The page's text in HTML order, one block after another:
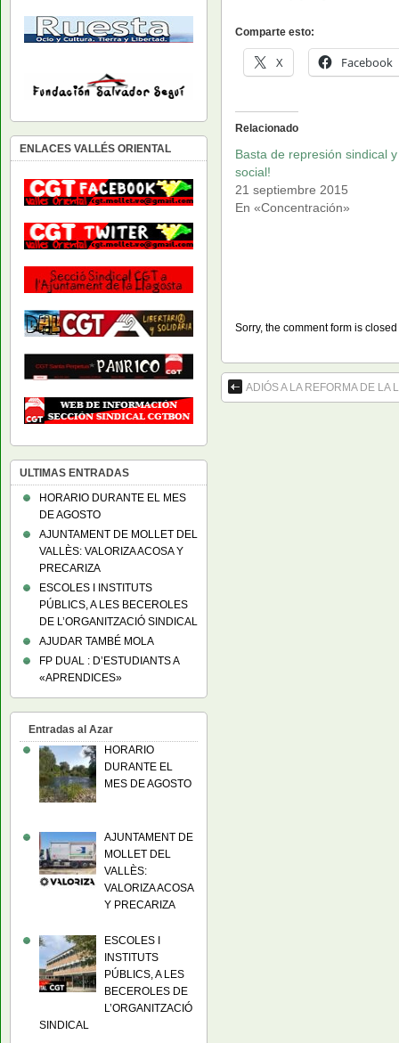
Comparte esto:
X Facebook
Relacionado
Basta de represión sindical y
social!
21 septiembre 2015
En «Concentración»
Sorry, the comment form is
ADIÓS A LA REFORMA DE LA
ENLACES VALLÉS ORIENTAL
ULTIMAS ENTRADAS
HORARIO DURANTE EL MES
DE AGOSTO
AJUNTAMENT DE MOLLET DEL
VALLÈS: VALORIZA ACOSA Y
PRECARIZA
ESCOLES I INSTITUTS
PÚBLICS, A LES BECEROLES
DE L’ORGANITZACIÓ SINDICAL
AJUDAR TAMBÉ MOLA
FP DUAL : D’ESTUDIANTS A
«APRENDICES»
Entradas al Azar
HORARIO
DURANTE EL
MES DE AGOSTO
AJUNTAMENT DE
MOLLET DEL
VALLÈS:
VALORIZA ACOSA
Y PRECARIZA
ESCOLES I
INSTITUTS
PÚBLICS, A LES
BECEROLES DE
L’ORGANITZACIÓ
SINDICAL